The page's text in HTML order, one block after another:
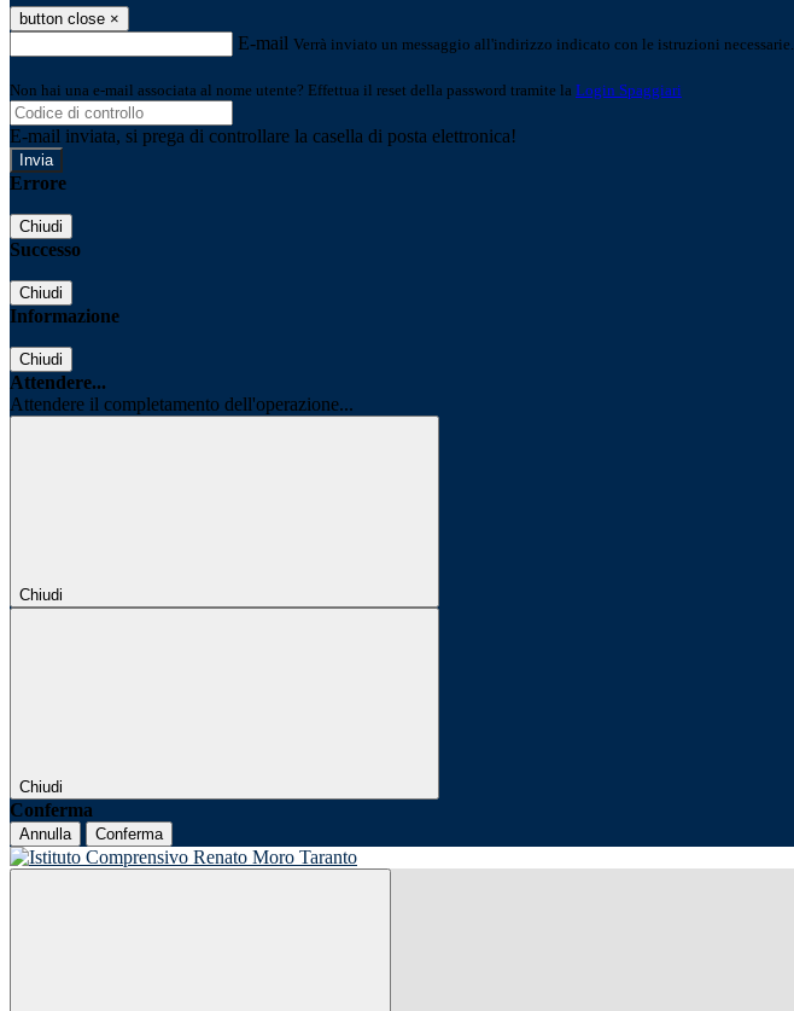
button close ×
E-mail Verrà inviato un messaggio all'indirizzo indicato con le istruzioni necessarie.
Non hai una e-mail associata al nome utente? Effettua il reset della password tramite la Login Spaggiari
E-mail inviata, si prega di controllare la casella di posta elettronica!
Errore
Chiudi
Successo
Chiudi
Informazione
Chiudi
Attendere...
Attendere il completamento dell'operazione...
Chiudi
Chiudi
Conferma
Annulla Conferma